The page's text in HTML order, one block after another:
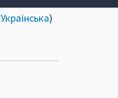
Українська)